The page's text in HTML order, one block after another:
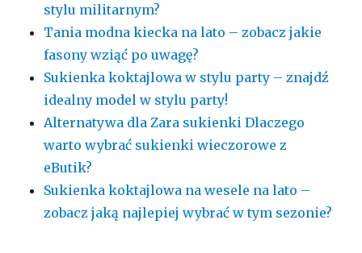
stylu militarnym?
Tania modna kiecka na lato – zobacz jakie
fasony wziąć po uwagę?
Sukienka koktajlowa w stylu party – znajdź
idealny model w stylu party!
Alternatywa dla Zara sukienki Dlaczego
warto wybrać sukienki wieczorowe z
eButik?
Sukienka koktajlowa na wesele na lato –
zobacz jaką najlepiej wybrać w tym sezonie?